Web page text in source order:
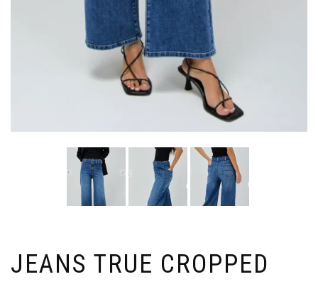
JEANS TRUE CROPPED